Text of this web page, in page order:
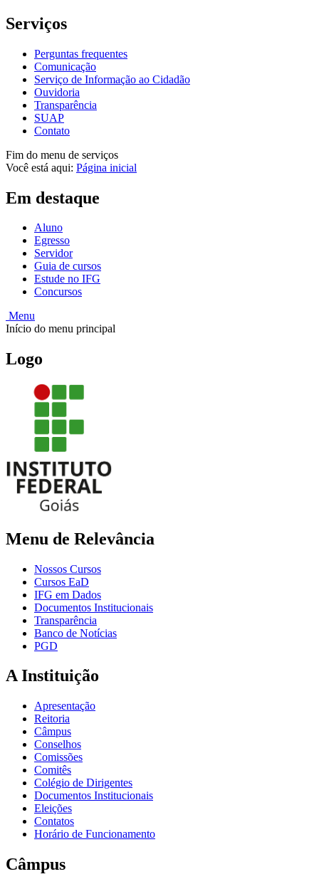
Serviços
Perguntas frequentes
Comunicação
Serviço de Informação ao Cidadão
Ouvidoria
Transparência
SUAP
Contato
Fim do menu de serviços
Você está aqui: Página inicial
Em destaque
Aluno
Egresso
Servidor
Guia de cursos
Estude no IFG
Concursos
Menu
Início do menu principal
Logo
Menu de Relevância
Nossos Cursos
Cursos EaD
IFG em Dados
Documentos Institucionais
Transparência
Banco de Notícias
PGD
A Instituição
Apresentação
Reitoria
Câmpus
Conselhos
Comissões
Comitês
Colégio de Dirigentes
Documentos Institucionais
Eleições
Contatos
Horário de Funcionamento
Câmpus